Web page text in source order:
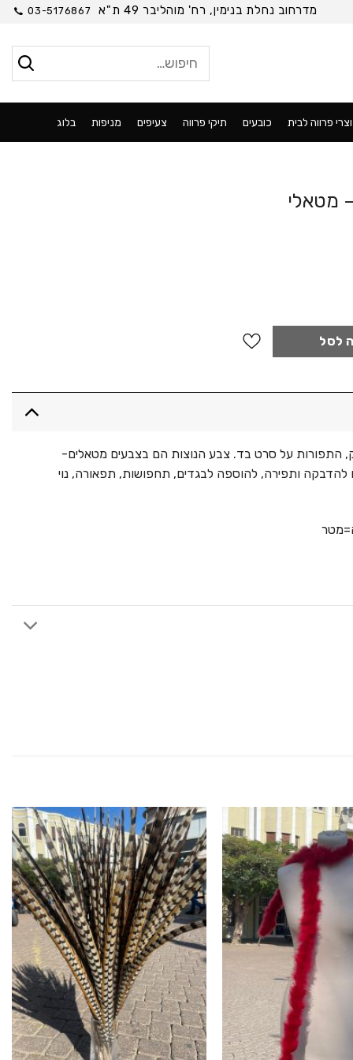
מדרחוב נחלת בנימין, רח' מוהליבר 49 ת"א 03-5176867
עבור:
פרווה לבית כובעים תיקי פרווה צעיפים מניפות בלוג
מטאלי
לסל
התפורות על סרט בד. צבע הנוצות הם בצבעים מטאלים-
ותפירה, להוספה לבגדים, תחפושות, תפאורה, נוי
הוסף ל
WISHLIST
הוסף ל
WISHLIST